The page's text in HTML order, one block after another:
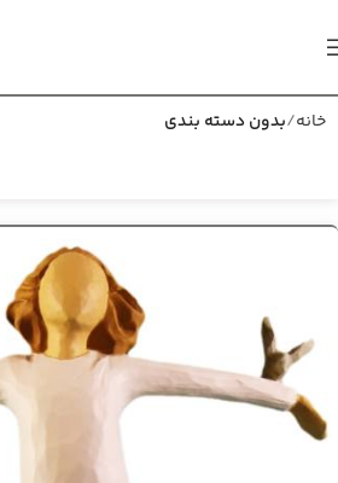
خانه بدون دسته بندی